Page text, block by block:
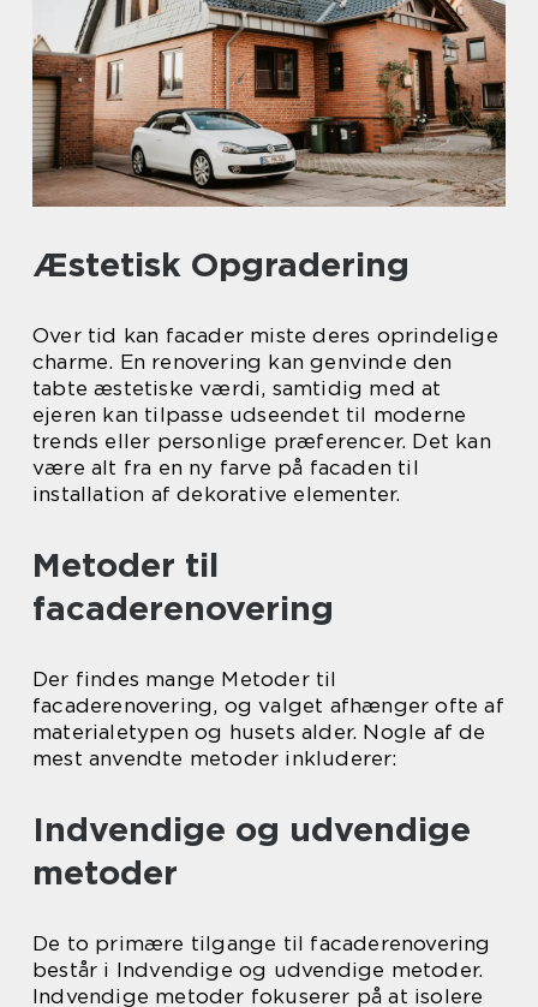
Æstetisk Opgradering
Over tid kan facader miste deres oprindelige
charme. En renovering kan genvinde den
tabte æstetiske værdi, samtidig med at
ejeren kan tilpasse udseendet til moderne
trends eller personlige præferencer. Det kan
være alt fra en ny farve på facaden til
installation af dekorative elementer.
Metoder til
facaderenovering
Der findes mange Metoder til
facaderenovering, og valget afhænger ofte af
materialetypen og husets alder. Nogle af de
mest anvendte metoder inkluderer:
Indvendige og udvendige
metoder
De to primære tilgange til facaderenovering
består i Indvendige og udvendige metoder.
Indvendige metoder fokuserer på at isolere